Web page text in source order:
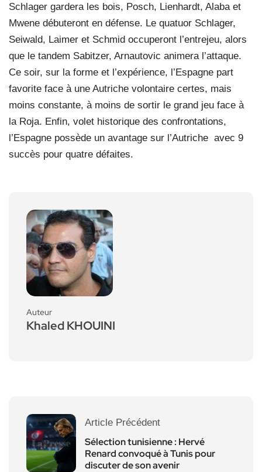
Schlager gardera les bois, Posch, Lienhardt, Alaba et
Mwene débuteront en défense. Le quatuor Schlager,
Seiwald, Laimer et Schmid occuperont l’entrejeu, alors
que le tandem Sabitzer, Arnautovic animera l’attaque.
Ce soir, sur la forme et l’expérience, l’Espagne part
favorite face à une Autriche volontaire certes, mais
moins constante, à moins de sortir le grand jeu face à
la Roja. Enfin, volet historique des confrontations,
l’Espagne possède un avantage sur l’Autriche avec 9
succès pour quatre défaites.
Auteur
Khaled KHOUINI
Article Précédent
Sélection tunisienne : Hervé
Renard convoqué à Tunis pour
discuter de son avenir